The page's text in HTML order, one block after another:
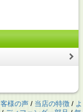
様の声/ 当店の特徴/ よ